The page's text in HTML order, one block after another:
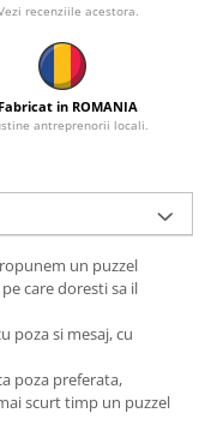
recenziile acestora.
Fabricat in ROMANIA
antreprenorii locali.
un puzzel
care doresti sa il
poza si mesaj, cu
poza preferata,
scurt timp un puzzel